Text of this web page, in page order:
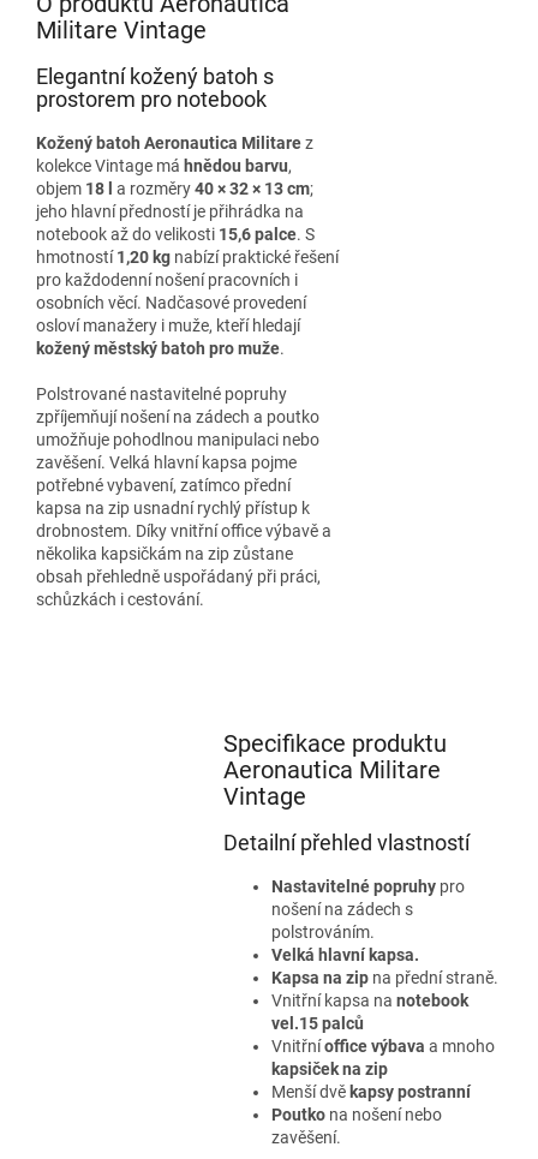
Militare Vintage
Elegantní kožený batoh s
prostorem pro notebook
Kožený batoh Aeronautica Militarez
kolekce Vintage má hnědou barvu,
objem 18 l a rozměry40 × 32 × 13 cm;
jeho hlavní předností je přihrádka na
notebook až do velikosti 15,6 palce. S
hmotností1,20 kg nabízí praktické řešení
pro každodenní nošení pracovních i
osobních věcí. Nadčasové provedení
osloví manažery i muže, kteří hledají
kožený městský batoh pro muže.
Polstrované nastavitelné popruhy
zpříjemňují nošení na zádech a poutko
umožňuje pohodlnou manipulaci nebo
zavěšení. Velká hlavní kapsa pojme
potřebné vybavení, zatímco přední
kapsa na zip usnadní rychlý přístup k
drobnostem. Díky vnitřní office výbavě a
několika kapsičkám na zip zůstane
obsah přehledně uspořádaný při práci,
schůzkách i cestování.
Specifikace produktu
Aeronautica Militare
Vintage
Detailní přehled vlastností
Nastavitelné popruhypro
nošení na zádech s
polstrováním.
Velká hlavní kapsa.
Kapsa na zipna přední straně.
Vnitřní kapsa na notebook
vel.15 palců
Vnitřníoffice výbava a mnoho
kapsiček na zip
Menší dvě kapsy postranní
Poutkona nošení nebo
zavěšení.